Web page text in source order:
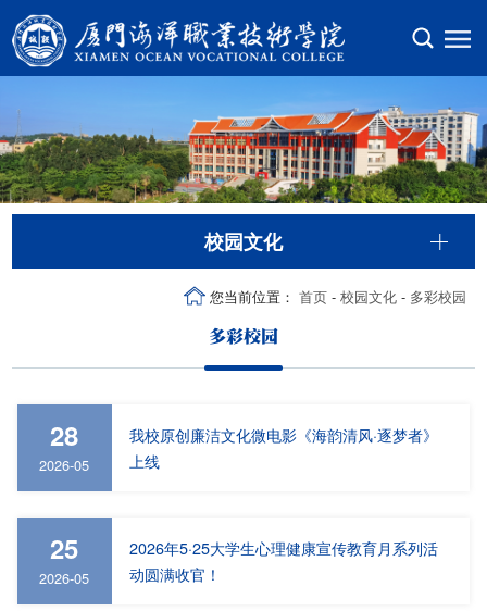
校园文化
多彩校园
您当前位置： 首页- 校园文化- 多彩校园
28
2026-05
我校原创廉洁文化微电影《海韵清风·逐梦者》
上线
25
2026-05
2026年5·25大学生心理健康宣传教育月系列活
动圆满收官！